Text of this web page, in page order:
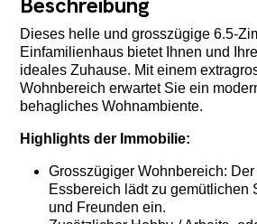
Dieses helle und grosszügige 6.5-
Einfamilienhaus bietet Ihnen und
ideales Zuhause. Mit einem
Wohnbereich erwartet Sie ein
behagliches Wohnambiente.
Highlights der Immobilie:
Grosszügiger Wohnbereich:
Essbereich lädt zu gemütlichen
und Freunden ein.